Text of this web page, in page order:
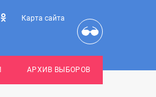
Карта сайта
АРХИВ ВЫБОРОВ